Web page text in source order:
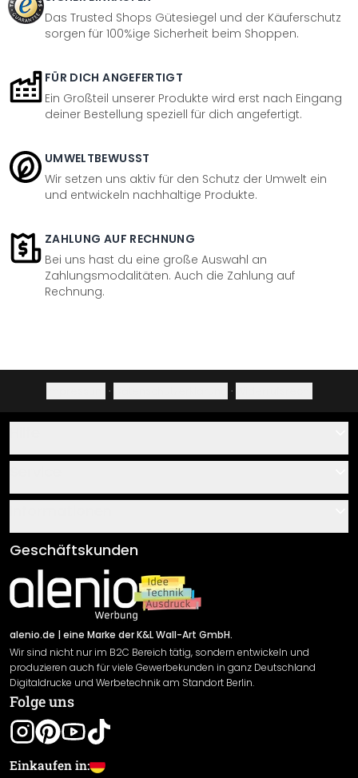
Das Trusted Shops Gütesiegel und der Käuferschutz
sorgen für 100%ige Sicherheit beim Shoppen.
FÜR DICH ANGEFERTIGT
Ein Großteil unserer Produkte wird erst nach Eingang
deiner Bestellung speziell für dich angefertigt.
UMWELTBEWUSST
Wir setzen uns aktiv für den Schutz der Umwelt ein
und entwickeln nachhaltige Produkte.
ZAHLUNG AUF RECHNUNG
Bei uns hast du eine große Auswahl an
Zahlungsmodalitäten. Auch die Zahlung auf
Rechnung.
· ·
Über uns
Klebe- und Montageanleitungen
Newsletter An-/Abmeldung
Sendungsverfolgung
AGB
Impressum
Versand & Zahlung
Rücksendung
Widerrufsrecht
Datenschutzerklärung
Gewährleistung
Leistungserklärung / CE-Zeichen
Cookie Einstellungen
Geschäftskunden
alenio.de | eine Marke der K&L Wall-Art GmbH.
Wir sind nicht nur im B2C Bereich tätig, sondern entwickeln und
produzieren auch für viele Gewerbekunden in ganz Deutschland
Digitaldrucke und Werbetechnik am Standort Berlin.
Folge uns
Einkaufen in: